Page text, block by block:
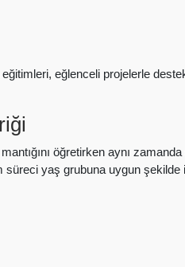
eğlenceli projelerle
öğretirken aynı
süreci yaş grubuna uygun şekilde